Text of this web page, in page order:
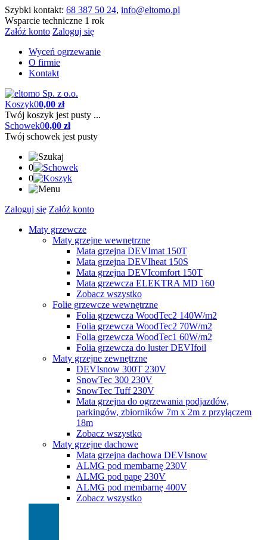
Szybki kontakt: 68 387 50 24, info@eltomo.pl
Wsparcie techniczne 1 rok
Załóż konto Zaloguj się
Wyceń ogrzewanie
O firmie
Kontakt
Koszyk00,00 zł
Twój koszyk jest pusty ...
Schowek00,00 zł
Twój schowek jest pusty
0
0
Zaloguj się Załóż konto
Maty grzewcze
Maty grzejne wewnętrzne
Mata grzejna DEVImat 150T
Mata grzejna DEVIheat 150S
Mata grzejna DEVIcomfort 150T
Mata grzewcza ELEKTRA MD 160
Zobacz wszystko
Folie grzewcze wewnętrzne
Folia grzewcza WoodTec2 140W/m2
Folia grzewcza WoodTec2 70W/m2
Folia grzewcza WoodTec1 60W/m2
Folia grzewcza do luster DEVIfoil
Maty grzejne zewnętrzne
DEVIsnow 300T 230V
SnowTec 300 230V
SnowTec Tuff 230V
Mata grzejna do ogrzewania podjazdów,
parkingów, zbiorników 7m x 2m z przyłączem
18m
Zobacz wszystko
Maty grzejne dachowe
Mata grzejna dachowa DEVIsnow
ALMG pod membarnę 230V
ALMG pod papę 230V
ALMG pod membarnę 400V
Zobacz wszystko